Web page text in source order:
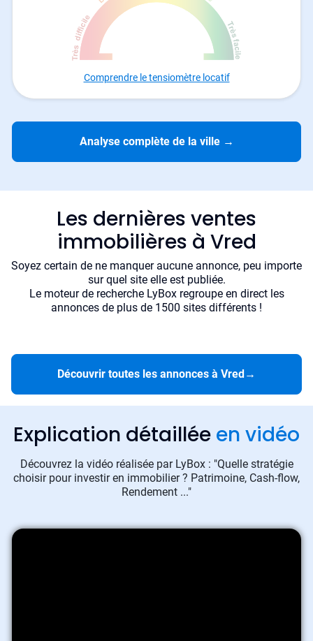
Comprendre le tensiomètre locatif
Analyse complète de la ville →
Les dernières ventes
immobilières à Vred
Soyez certain de ne manquer aucune annonce, peu importe
sur quel site elle est publiée.
Le moteur de recherche LyBox regroupe en direct les
annonces de plus de 1500 sites différents !
Découvrir toutes les annonces à Vred→
Explication détaillée en vidéo
Découvrez la vidéo réalisée par LyBox : "Quelle stratégie
choisir pour investir en immobilier ? Patrimoine, Cash-flow,
Rendement ..."